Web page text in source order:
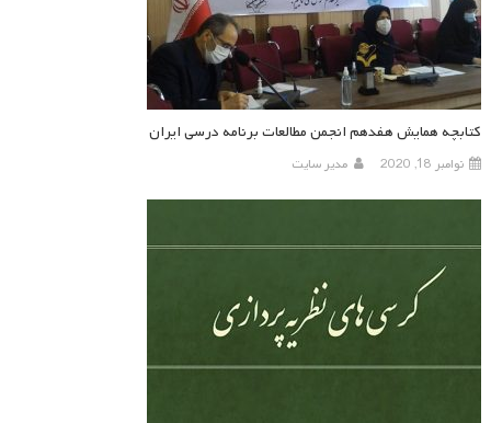
کتابچه همایش هفدهم انجمن مطالعات برنامه درسی ایران
نوامبر 18, 2020 مدیر سایت